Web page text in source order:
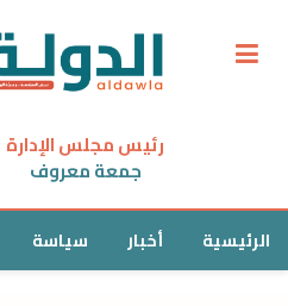
رئيس مجلس الإدارة
جمعة معروف
الرئيسية أخبار سياسة